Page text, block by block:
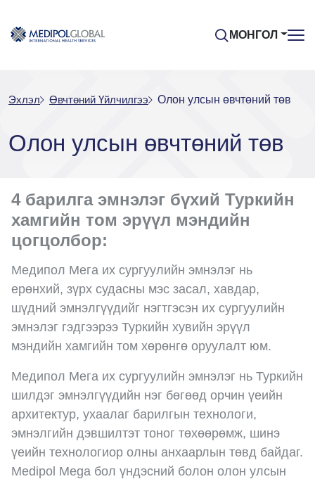
МОНГОЛ
Эхлэл Өвчтөний Үйлчилгээ Олон улсын өвчтөний төв
Олон улсын өвчтөний төв
4 барилга эмнэлэг бүхий Туркийн
хамгийн том эрүүл мэндийн
цогцолбор:
Медипол Мега их сургуулийн эмнэлэг нь
ерөнхий, зүрх судасны мэс засал, хавдар,
шүдний эмнэлгүүдийг нэгтгэсэн их сургуулийн
эмнэлэг гэдгээрээ Туркийн хувийн эрүүл
мэндийн хамгийн том хөрөнгө оруулалт юм.
Медипол Мега их сургуулийн эмнэлэг нь Туркийн
шилдэг эмнэлгүүдийн нэг бөгөөд орчин үеийн
архитектур, ухаалаг барилгын технологи,
эмнэлгийн дэвшилтэт тоног төхөөрөмж, шинэ
үеийн технологиор олны анхаарлын төвд байдаг.
Medipol Mega бол үндэсний болон олон улсын